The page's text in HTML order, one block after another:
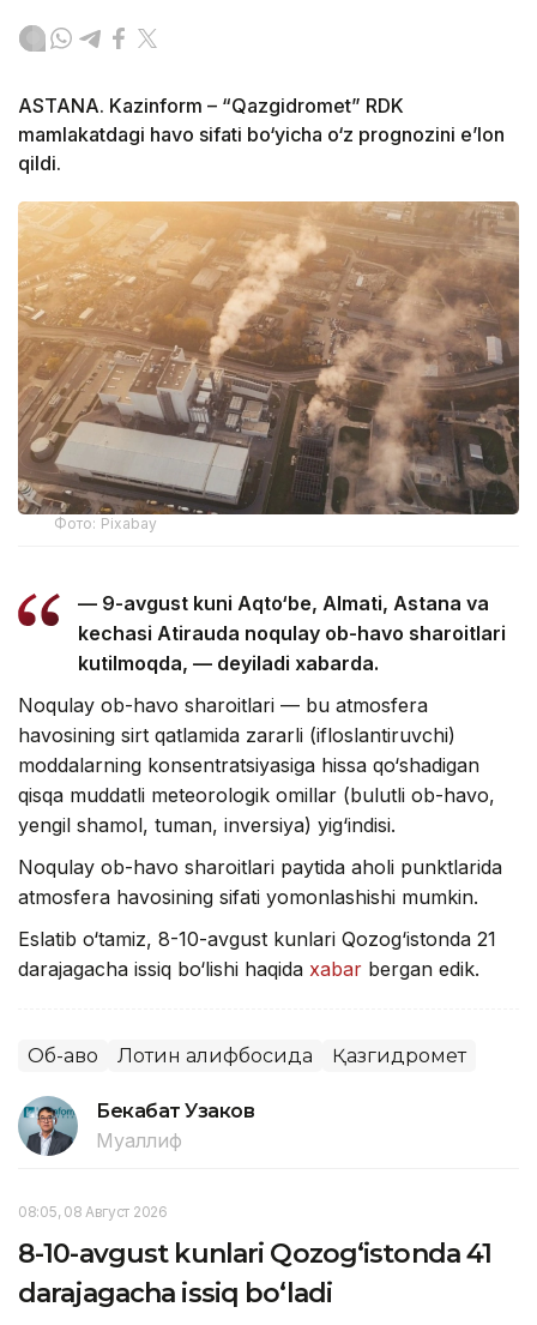
ASTANA. Kazinform – “Qazgidromet” RDK
mamlakatdagi havo sifati bo‘yicha o‘z prognozini e’lon
qildi.
Фото: Pixabay
— 9-avgust kuni Aqto‘be, Almati, Astana va
kechasi Atirauda noqulay ob-havo sharoitlari
kutilmoqda, — deyiladi xabarda.
Noqulay ob-havo sharoitlari — bu atmosfera
havosining sirt qatlamida zararli (ifloslantiruvchi)
moddalarning konsentratsiyasiga hissa qo‘shadigan
qisqa muddatli meteorologik omillar (bulutli ob-havo,
yengil shamol, tuman, inversiya) yig‘indisi.
Noqulay ob-havo sharoitlari paytida aholi punktlarida
atmosfera havosining sifati yomonlashishi mumkin.
Eslatib o‘tamiz, 8-10-avgust kunlari Qozog‘istonda 21
darajagacha issiq bo‘lishi haqida xabar bergan edik.
Об-ҳаво Лотин алифбосида Қазгидромет
Бекабат Узаков
Муаллиф
08:05, 08 Август 2026
8-10-avgust kunlari Qozog‘istonda 41
darajagacha issiq bo‘ladi